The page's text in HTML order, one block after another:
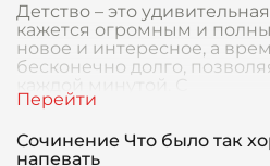
Детство – это
кажется огромным и
новое и интересное, а
бесконечно долго,
каждой минутой. С
Сочинение Что было так
напевать